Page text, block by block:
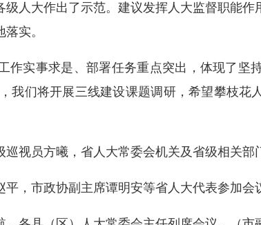
人大作出了示范。建议发挥人大监督职能
实。
实事求是、部署任务重点突出，体现了坚
我们将开展三线建设课题调研，希望攀枝花
员方曦，省人大常委会机关及省级相关部
市政协副主席谭明安等省人大代表参加会